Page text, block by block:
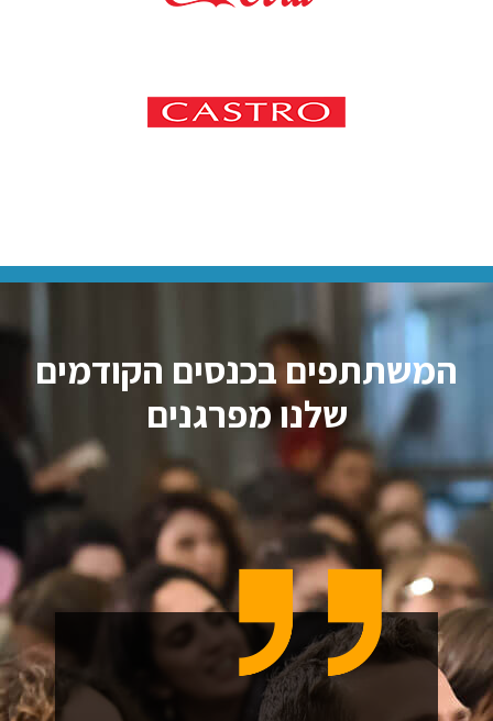
בכנסים הקודמים
שלנו מפרגנים